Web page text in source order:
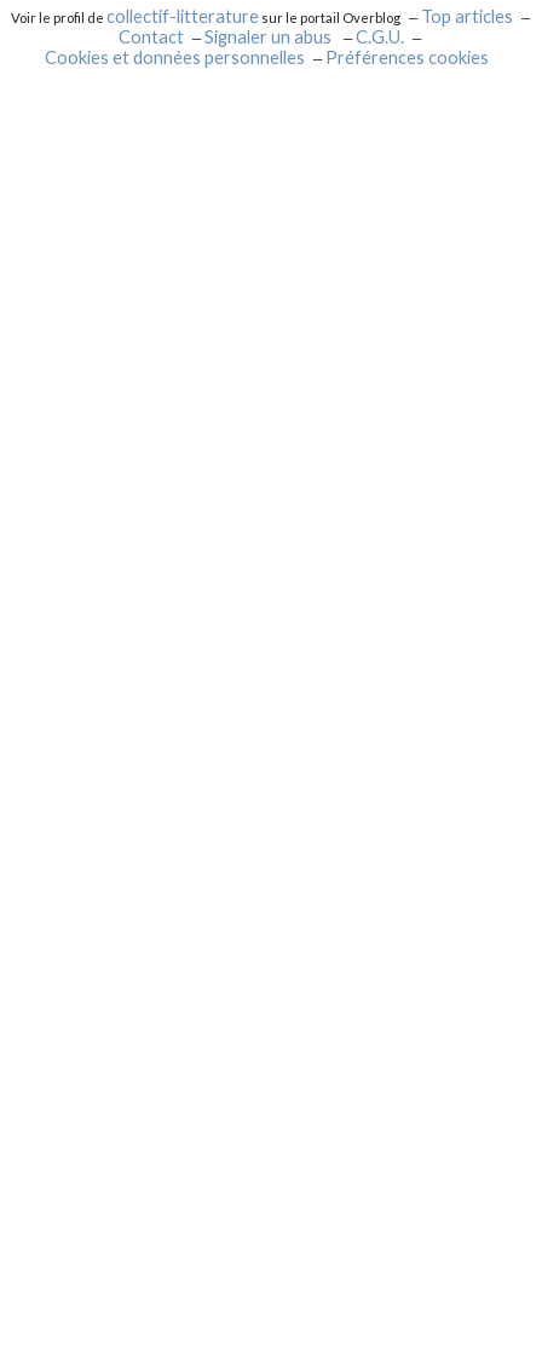
Voir le profil de collectif-litterature sur le portail Overblog
Top articles
Contact
Signaler un abus
C.G.U.
Cookies et données personnelles
Préférences cookies